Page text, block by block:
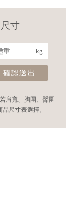
寸
kg
確認送出
肩寬、胸圍、臀圍
尺寸表選擇。